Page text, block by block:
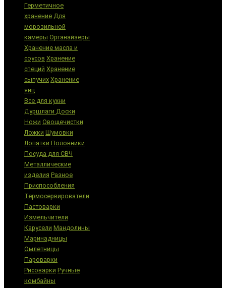
Герметичное
хранение Для
морозильной
камеры Органайзеры
Хранение масла и
соусов Хранение
специй Хранение
сыпучих Хранение
яиц
Все для кухни
Дуршлаги Доски
Ножи Овощечистки
Ложки Шумовки
Лопатки Половники
Посуда для СВЧ
Металлические
изделия Разное
Приспособления
Термосервирователи
Пастоварки
Измельчители
Карусели Мандолины
Маринадницы
Омлетницы
Пароварки
Рисоварки Ручные
комбайны